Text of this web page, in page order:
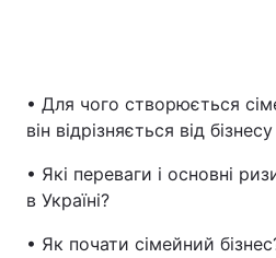
• Для чого створюється
він відрізняється від
• Які переваги і основні
в Україні?
• Як почати сімейний